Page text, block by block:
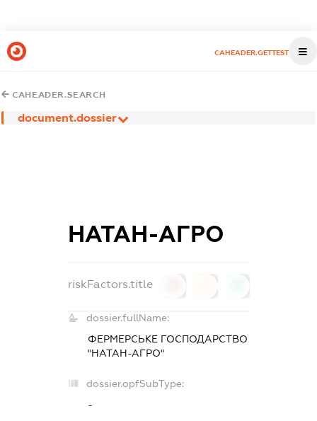
CAHEADER.GETTEST
CAHEADER.SEARCH
document.dossier
НАТАН-АГРО
riskFactors.title
dossier.fullName:
ФЕРМЕРСЬКЕ ГОСПОДАРСТВО
"НАТАН-АГРО"
dossier.opfSubType:
-